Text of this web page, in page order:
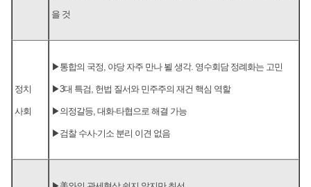
을 것
정치
사회
▶통합의 국정, 야당 자주 만나 뵐 생각. 영수회담 정례화는 고민
▶3대 특검, 헌법 질서와 민주주의 재건 핵심 역할
▶의정갈등, 대화·타협으로 해결 가능
▶검찰 수사·기소 분리 이견 없음